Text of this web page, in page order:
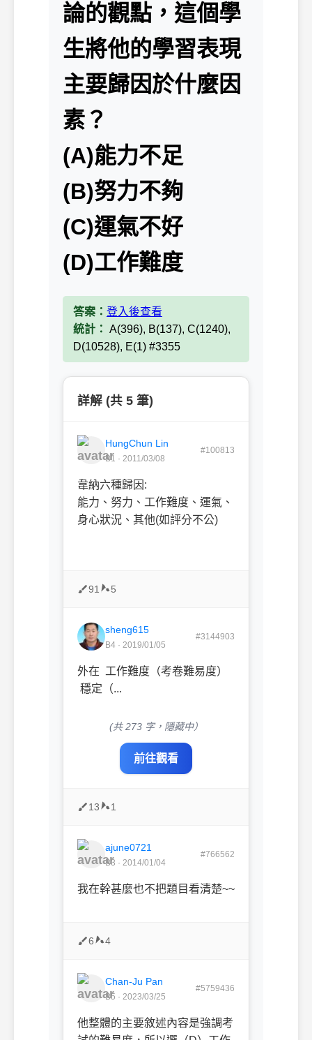
論的觀點，這個學
生將他的學習表現
主要歸因於什麼因
素？
(A)能力不足
(B)努力不夠
(C)運氣不好
(D)工作難度
答案： 登入後查看
統計： A(396), B(137), C(1240),
D(10528), E(1) #3355
詳解 (共 5 筆)
HungChun Lin
B1 · 2011/03/08
#100813
韋納六種歸因:
能力、努力、工作難度、運氣、
身心狀況、其他(如評分不公)
91 5
sheng615
B4 · 2019/01/05
#3144903
外在 工作難度（考卷難易度）
穩定（...
(共 273 字，隱藏中）
前往觀看
13 1
ajune0721
B3 · 2014/01/04
#766562
我在幹甚麼也不把題目看清楚~~
6 4
Chan-Ju Pan
B5 · 2023/03/25
#5759436
他整體的主要敘述內容是強調考